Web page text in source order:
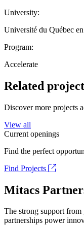
University:
Université du Québec
Program:
Accelerate
Related
Discover more projects
View all
Current openings
Find the perfect
Find Projects
Mitacs
The strong support from
partnerships power